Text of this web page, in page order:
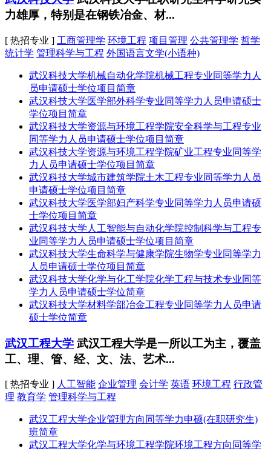
力雄厚，特别是在钢铁冶金、材...
[ 热招专业 ] 工商管理学 环境工程 项目管理 公共管理学 哲学
统计学 管理科学与工程 外国语言文学(小语种)
武汉科技大学机械自动化学院机械工程专业同等学力人
员申请硕士学位项目简章
武汉科技大学医学部外科学专业同等学力人员申请硕士
学位项目简章
武汉科技大学资源与环境工程学院安全科学与工程专业
同等学力人员申请硕士学位项目简章
武汉科技大学资源与环境工程学院矿业工程专业同等学
力人员申请硕士学位项目简章
武汉科技大学城市建筑学院土木工程专业同等学力人员
申请硕士学位项目简章
武汉科技大学医学部妇产科学专业同等学力人员申请硕
士学位项目简章
武汉科技大学人工智能与自动化学院控制科学与工程专
业同等学力人员申请硕士学位项目简章
武汉科技大学生命科学与健康学院生物学专业同等学力
人员申请硕士学位项目简章
武汉科技大学化学与化工学院化学工程与技术专业同等
学力人员申请硕士学位简章
武汉科技大学材料学部冶金工程专业同等学力人员申请
硕士学位简章
武汉工程大学 武汉工程大学是一所以工为主，覆盖
工、理、管、经、文、法、艺术...
[ 热招专业 ] 人工智能 企业管理 会计学 英语 环境工程 行政管
理 教育学 管理科学与工程
武汉工程大学企业管理方向同等学力申硕(在职研究生)
班简章
武汉工程大学化学与环境工程学院环境工程方向同等学